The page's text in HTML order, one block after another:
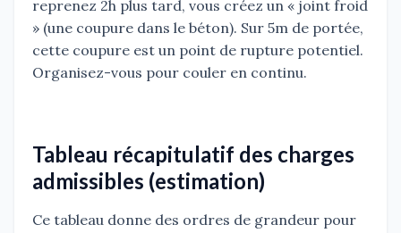
reprenez 2h plus tard, vous créez un « joint froid
» (une coupure dans le béton). Sur 5m de portée,
cette coupure est un point de rupture potentiel.
Organisez-vous pour couler en continu.
Tableau récapitulatif des charges
admissibles (estimation)
Ce tableau donne des ordres de grandeur pour